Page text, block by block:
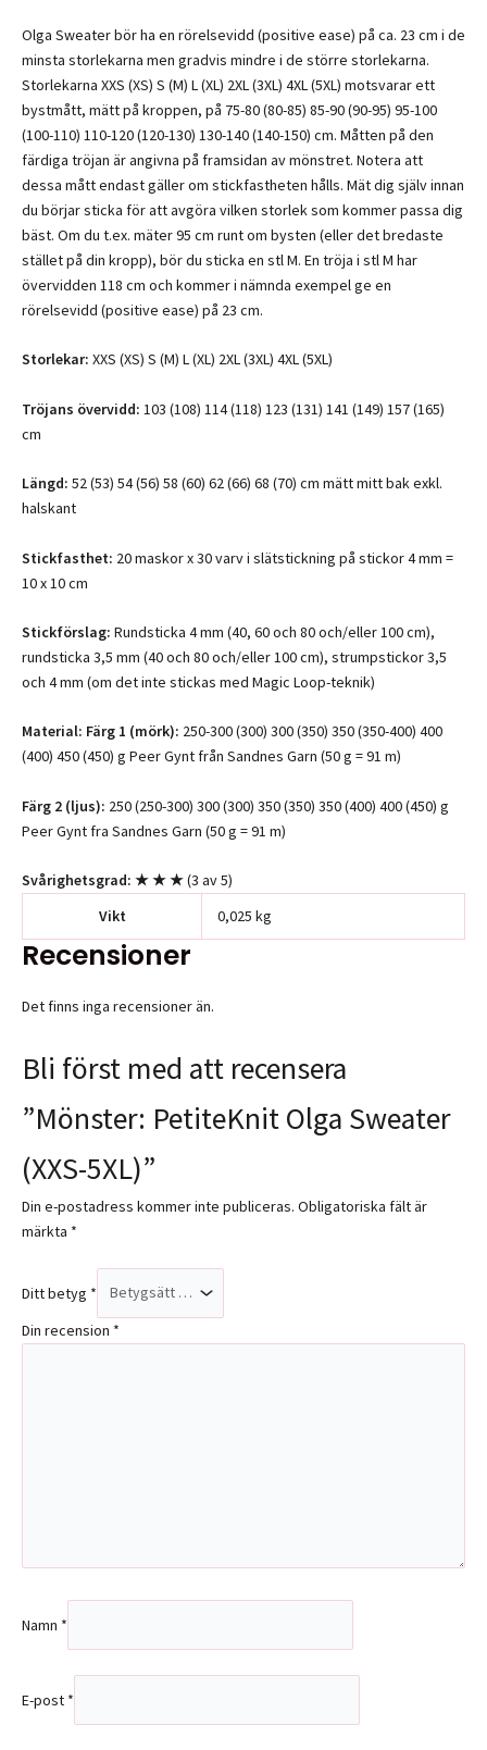
Olga Sweater bör ha en rörelsevidd (positive ease) på ca. 23 cm i de
minsta storlekarna men gradvis mindre i de större storlekarna.
Storlekarna XXS (XS) S (M) L (XL) 2XL (3XL) 4XL (5XL) motsvarar ett
bystmått, mätt på kroppen, på 75-80 (80-85) 85-90 (90-95) 95-100
(100-110) 110-120 (120-130) 130-140 (140-150) cm. Måtten på den
färdiga tröjan är angivna på framsidan av mönstret. Notera att
dessa mått endast gäller om stickfastheten hålls. Mät dig själv innan
du börjar sticka för att avgöra vilken storlek som kommer passa dig
bäst. Om du t.ex. mäter 95 cm runt om bysten (eller det bredaste
stället på din kropp), bör du sticka en stl M. En tröja i stl M har
övervidden 118 cm och kommer i nämnda exempel ge en
rörelsevidd (positive ease) på 23 cm.
Storlekar: XXS (XS) S (M) L (XL) 2XL (3XL) 4XL (5XL)
Tröjans övervidd: 103 (108) 114 (118) 123 (131) 141 (149) 157 (165)
cm
Längd: 52 (53) 54 (56) 58 (60) 62 (66) 68 (70) cm mätt mitt bak exkl.
halskant
Stickfasthet: 20 maskor x 30 varv i slätstickning på stickor 4 mm =
10 x 10 cm
Stickförslag: Rundsticka 4 mm (40, 60 och 80 och/eller 100 cm),
rundsticka 3,5 mm (40 och 80 och/eller 100 cm), strumpstickor 3,5
och 4 mm (om det inte stickas med Magic Loop-teknik)
Material: Färg 1 (mörk): 250-300 (300) 300 (350) 350 (350-400) 400
(400) 450 (450) g Peer Gynt från Sandnes Garn (50 g = 91 m)
Färg 2 (ljus): 250 (250-300) 300 (300) 350 (350) 350 (400) 400 (450) g
Peer Gynt fra Sandnes Garn (50 g = 91 m)
Svårighetsgrad: ★ ★ ★(3 av 5)
Vikt
0,025 kg
Recensioner
Det finns inga recensioner än.
Bli först med att recensera
”Mönster: PetiteKnit Olga Sweater
(XXS-5XL)”
Din e-postadress kommer inte publiceras. Obligatoriska fält är
märkta *
Ditt betyg *
Din recension *
Namn *
E-post *